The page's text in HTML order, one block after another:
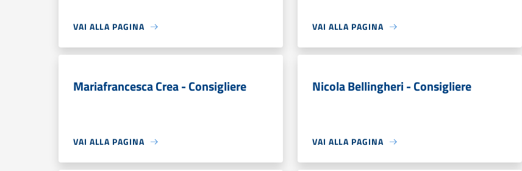
VAI ALLA PAGINA VAI ALLA PAGINA
Mariafrancesca Crea - Consigliere
VAI ALLA PAGINA
Nicola Bellingheri - Consigliere
VAI ALLA PAGINA